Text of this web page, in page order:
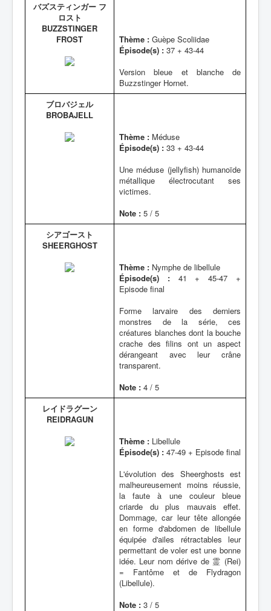
バズスティンガー フ
ロスト
BUZZSTINGER
FROST
Thème : Guèpe Scoliidae
Épisode(s) : 37 + 43-44
Version bleue et blanche de
Buzzstinger Hornet.
ブロバジェル
BROBAJELL
Thème : Méduse
Épisode(s) : 33 + 43-44
Une méduse (jellyfish) humanoïde
métallique électrocutant ses
victimes.
Note : 5 / 5
シアゴースト
SHEERGHOST
Thème : Nymphe de libellule
Épisode(s) :41 + 45-47 +
Episode final
Forme larvaire des derniers
monstres de la série, ces
créatures blanches dont la bouche
crache des filins ont un aspect
dérangeant avec leur crâne
transparent.
Note : 4 / 5
レイドラグーン
REIDRAGUN
Thème : Libellule
Épisode(s) : 47-49 + Episode final
L'évolution des Sheerghosts est
malheureusement moins réussie,
la faute à une couleur bleue
criarde du plus mauvais effet.
Dommage, car leur tête allongée
en forme d'abdomen de libellule
équipée d'ailes rétractables leur
permettant de voler est une bonne
idée. Leur nom dérive de 霊 (Rei)
= Fantôme et de Flydragon
(Libellule).
Note : 3 / 5